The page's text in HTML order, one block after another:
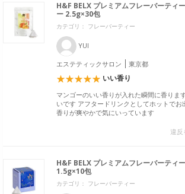
H&F BELX プレミアムフレーバーティ
ー 2.5g×30包
カテゴリ： フレーバーティー
YUI
エステティックサロン 東京都
いい香り
マンゴーのいい香りが入れた瞬間に香りま
いです アフタードリンクとしてホットで
香りが爽やかで気にいっています
違反
H&F BELX プレミアムフレーバーティ
1.5g×10包
カテゴリ： フレーバーティー